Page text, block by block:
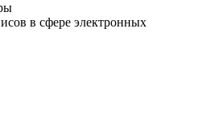
в сфере электронных